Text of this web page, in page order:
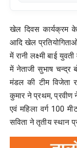
खेल दिवस कार्यक्रम
आदि खेल
में रानी लक्ष्मी बाई
में नेताजी सुभाष चन्द्र
मंडल की टीम विजेता
कुमार ने प्रथम, प्रवीण
एवं महिला वर्ग 100
सविता ने तृतीय स्थान